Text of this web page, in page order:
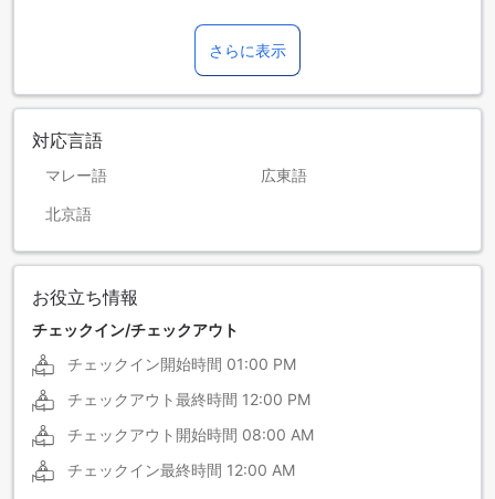
さらに表示
対応言語
マレー語 広東語
北京語
お役立ち情報
チェックイン/チェックアウト
チェックイン開始時間 01:00 PM
チェックアウト最終時間 12:00 PM
チェックアウト開始時間 08:00 AM
チェックイン最終時間 12:00 AM